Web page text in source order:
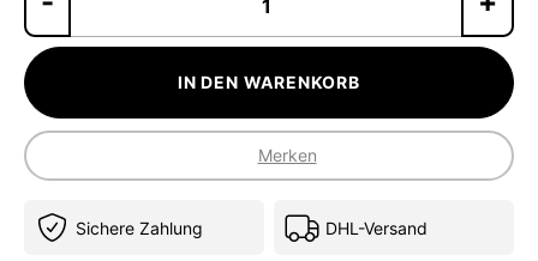
IN DEN WARENKORB
Merken
Sichere Zahlung DHL-Versand